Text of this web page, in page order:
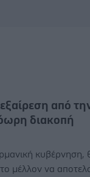
από
διακοπή
κυβέρνηση,
μέλλον να